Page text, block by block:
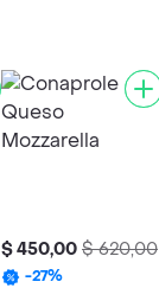
$ 450,00 $ 620,00
-27%